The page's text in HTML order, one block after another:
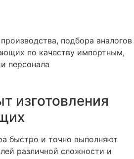
подбора аналогов
по качеству импортным,
персонала
изготовления
быстро и точно выполняют
различной сложности и